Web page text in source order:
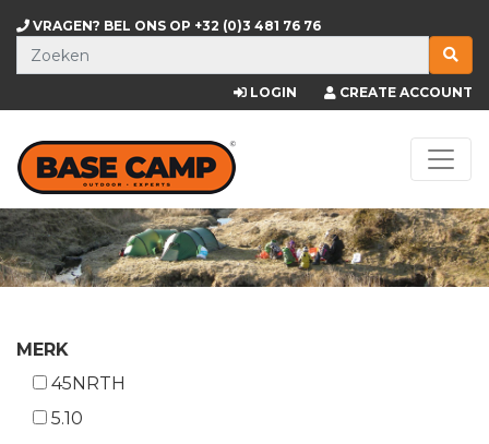
VRAGEN? BEL ONS OP +32 (0)3 481 76 76
LOGIN CREATE ACCOUNT
MERK
45NRTH
5.10